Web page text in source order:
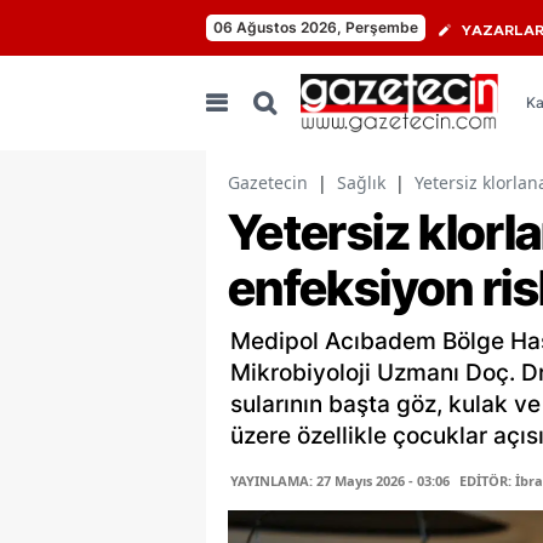
06 Ağustos 2026, Perşembe YAZARLAR
Gazetecin | Sağlık | Yetersiz
Yetersiz
enfeksiyon
Medipol Acıbadem Bölge
Mikrobiyoloji Uzmanı Doç.
sularının başta göz, kulak
üzere özellikle çocuklar
YAYINLAMA: 27 Mayıs 2026 - 03:06 EDİTÖR: